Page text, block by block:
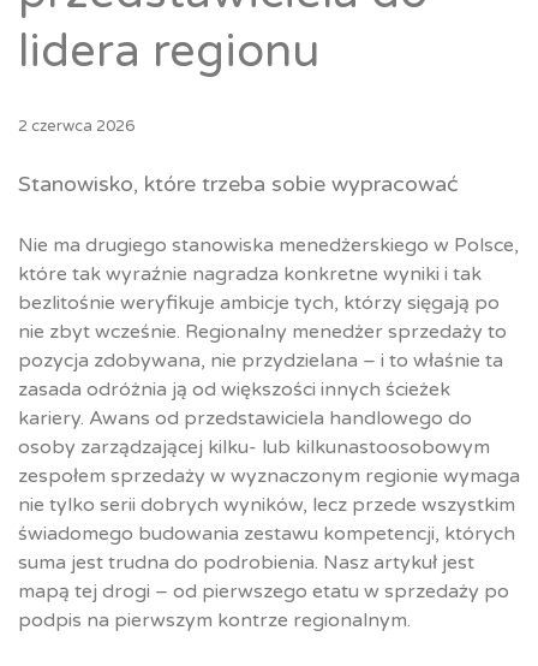
lidera regionu
2 czerwca 2026
Stanowisko, które trzeba sobie wypracować
Nie ma drugiego stanowiska menedżerskiego w Polsce,
które tak wyraźnie nagradza konkretne wyniki i tak
bezlitośnie weryfikuje ambicje tych, którzy sięgają po
nie zbyt wcześnie. Regionalny menedżer sprzedaży to
pozycja zdobywana, nie przydzielana – i to właśnie ta
zasada odróżnia ją od większości innych ścieżek
kariery. Awans od przedstawiciela handlowego do
osoby zarządzającej kilku- lub kilkunastoosobowym
zespołem sprzedaży w wyznaczonym regionie wymaga
nie tylko serii dobrych wyników, lecz przede wszystkim
świadomego budowania zestawu kompetencji, których
suma jest trudna do podrobienia. Nasz artykuł jest
mapą tej drogi – od pierwszego etatu w sprzedaży po
podpis na pierwszym kontrze regionalnym.